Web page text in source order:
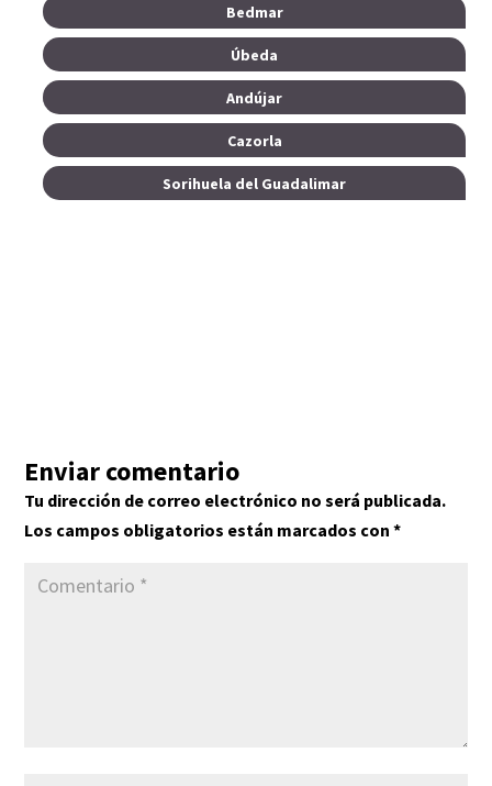
Bedmar
Úbeda
Andújar
Cazorla
Sorihuela del Guadalimar
Enviar comentario
Tu dirección de correo electrónico no será publicada.
Los campos obligatorios están marcados con*